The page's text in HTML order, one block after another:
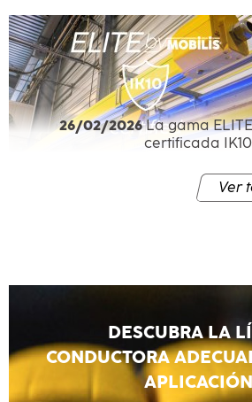
26/02/2026La gama
certificada IK10
Ver
DESCUBRA LA
CONDUCTORA
APLICACIÓN